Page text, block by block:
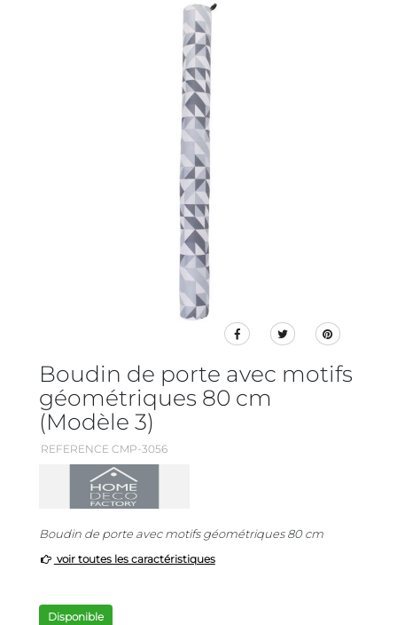
Boudin de porte avec motifs
géométriques 80 cm
(Modèle 3)
REFERENCE CMP-3056
Boudin de porte avec motifs géométriques 80 cm
voir toutes les caractéristiques
Disponible